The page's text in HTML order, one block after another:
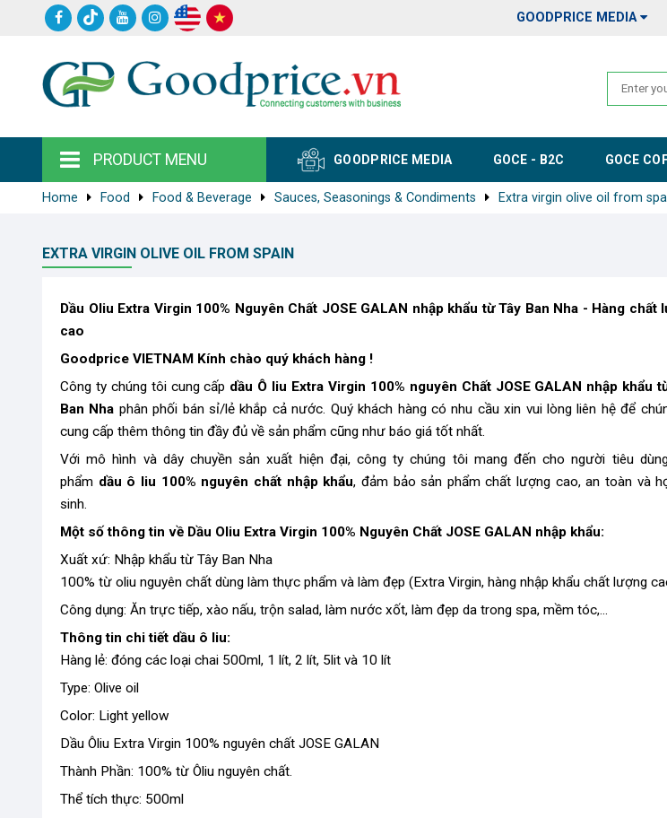
GOODPRICE MEDIA
PRODUCT MENU GOODPRICE MEDIA GOCE - B2C GOCE
Home Food Food & Beverage Sauces, Seasonings & Condiments Extra virgin olive oil from
EXTRA VIRGIN OLIVE OIL FROM SPAIN
Dầu Oliu Extra Virgin 100% Nguyên Chất JOSE GALAN nhập khẩu từ Tây Ban Nha - Hàng chất
cao
Goodprice VIETNAM Kính chào quý khách hàng !
Công ty chúng tôi cung cấp dầu Ô liu Extra Virgin 100% nguyên Chất JOSE GALAN nhập khẩu
Ban Nha phân phối bán sỉ/lẻ khắp cả nước. Quý khách hàng có nhu cầu xin vui lòng liên hệ để
cung cấp thêm thông tin đầy đủ về sản phẩm cũng như báo giá tốt nhất.
Với mô hình và dây chuyền sản xuất hiện đại, công ty chúng tôi mang đến cho người tiêu
phẩm dầu ô liu 100% nguyên chất nhập khẩu, đảm bảo sản phẩm chất lượng cao, an toàn và
sinh.
Một số thông tin về Dầu Oliu Extra Virgin​ 100% Nguyên Chất JOSE GALAN nhập khẩu:
Xuất xứ: Nhập khẩu từ Tây Ban Nha
100% từ oliu nguyên chất dùng làm thực phẩm và làm đẹp (Extra Virgin, hàng nhập khẩu chất lượng
Công dụng: Ăn trực tiếp, xào nấu, trộn salad, làm nước xốt, làm đẹp da trong spa, mềm tóc,...
Thông tin chi tiết dầu ô liu:
Hàng lẻ: đóng các loại chai 500ml, 1 lít, 2 lít, 5lit và 10 lít
Type: Olive oil
Color: Light yellow
Dầu Ôliu Extra Virgin 100% nguyên chất JOSE GALAN
Thành Phần: 100% từ Ôliu nguyên chất.
Thể tích thực: 500ml